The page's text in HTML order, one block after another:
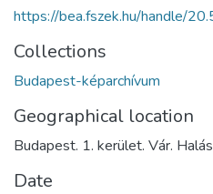
https://bea.fszek.hu/handle/
Collections
Budapest-képarchívum
Geographical location
Budapest. 1. kerület. Vár.
Date